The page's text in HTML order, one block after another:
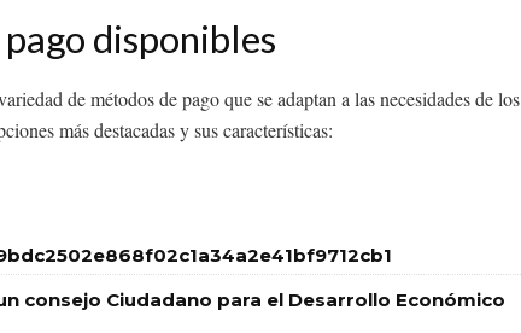
disponibles
de métodos de pago que se adaptan a las necesidades de los
más destacadas y sus características:
consejo Ciudadano para el Desarrollo Económico